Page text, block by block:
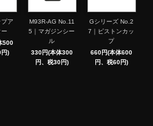
ア
500
円)
M93R-AG No.11
5｜マガジンシー
ル
330円(本体300
円、税30円)
Gシリーズ No.2
7｜ピストンカッ
プ
660円(本体600
円、税60円)